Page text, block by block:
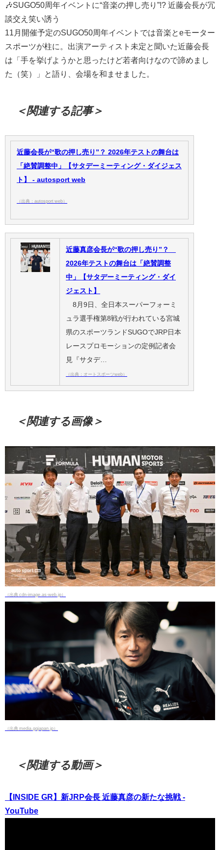
🎶SUGO50周年イベントに“音楽の押し売り”!? 近藤会長が冗
談交え笑い誘う
11月開催予定のSUGO50周年イベントでは音楽とeモーター
スポーツが柱に。出演アーティスト未定と聞いた近藤会長
は「手を挙げようかと思ったけど若者向けなので諦めまし
た（笑）」と語り、会場を和ませました。
＜関連する記事＞
近藤会長が“歌の押し売り”？ 2026年テストの舞台は
「絶賛調整中」【サタデーミーティング・ダイジェス
ト】 - autosport web
（出典：autosport web）
近藤真彦会長が“歌の押し売り”？
2026年テストの舞台は「絶賛調整
中」【サタデーミーティング・ダイ
ジェスト】
8月9日、全日本スーパーフォーミ
ュラ選手権第8戦が行われている宮城
県のスポーツランドSUGOでJRP日本
レースプロモーションの定例記者会
見『サタデ…
（出典：オートスポーツweb）
＜関連する画像＞
（出典 cdn-image.as-web.jp）
（出典 media.gqjapan.jp）
＜関連する動画＞
【INSIDE GR】新JRP会長 近藤真彦の新たな挑戦 -
YouTube